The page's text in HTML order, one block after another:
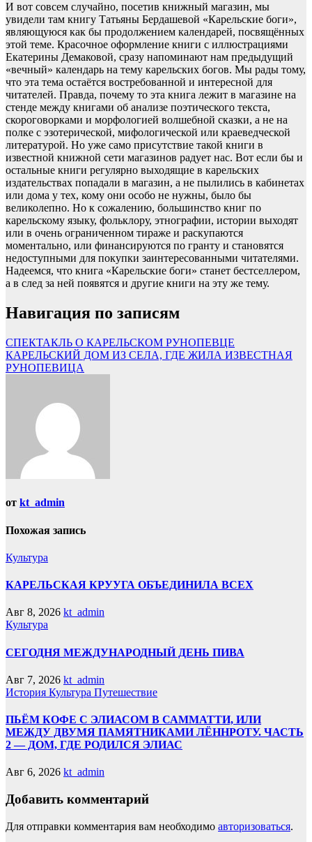
И вот совсем случайно, посетив книжный магазин, мы
увидели там книгу Татьяны Бердашевой «Карельские боги»,
являющуюся как бы продолжением календарей, посвящённых
этой теме. Красочное оформление книги с иллюстрациями
Екатерины Демаковой, сразу напоминают нам предыдущий
«вечный» календарь на тему карельских богов. Мы рады тому,
что эта тема остаётся востребованной и интересной для
читателей. Правда, почему то эта книга лежит в магазине на
стенде между книгами об анализе поэтического текста,
скороговорками и морфологией волшебной сказки, а не на
полке с эзотерической, мифологической или краеведческой
литературой. Но уже само присутствие такой книги в
известной книжной сети магазинов радует нас. Вот если бы и
остальные книги регулярно выходящие в карельских
издательствах попадали в магазин, а не пылились в кабинетах
или дома у тех, кому они особо не нужны, было бы
великолепно. Но к сожалению, большинство книг по
карельскому языку, фольклору, этнографии, истории выходят
или в очень ограниченном тираже и раскупаются
моментально, или финансируются по гранту и становятся
недоступными для покупки заинтересованными читателями.
Надеемся, что книга «Карельские боги» станет бестселлером,
а в след за ней появятся и другие книги на эту же тему.
Навигация по записям
СПЕКТАКЛЬ О КАРЕЛЬСКОМ РУНОПЕВЦЕ
КАРЕЛЬСКИЙ ДОМ ИЗ СЕЛА, ГДЕ ЖИЛА ИЗВЕСТНАЯ
РУНОПЕВИЦА
от kt_admin
Похожая запись
Культура
КАРЕЛЬСКАЯ КРУУГА ОБЪЕДИНИЛА ВСЕХ
Авг 8, 2026 kt_admin
Культура
СЕГОДНЯ МЕЖДУНАРОДНЫЙ ДЕНЬ ПИВА
Авг 7, 2026 kt_admin
История Культура Путешествие
ПЬЁМ КОФЕ С ЭЛИАСОМ В САММАТТИ, ИЛИ
МЕЖДУ ДВУМЯ ПАМЯТНИКАМИ ЛЁННРОТУ. ЧАСТЬ
2 — ДОМ, ГДЕ РОДИЛСЯ ЭЛИАС
Авг 6, 2026 kt_admin
Добавить комментарий
Для отправки комментария вам необходимо авторизоваться.